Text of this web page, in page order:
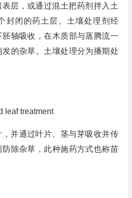
层，或通过混土把药剂拌入土
封闭的药土层。土壤处理剂经
轴吸收，在木质部与蒸腾流一
的杂草。土壤处理分为播期处
leaf treatment
并通过叶片、茎与芽吸收并传
除杂草，此种施药方式也称苗